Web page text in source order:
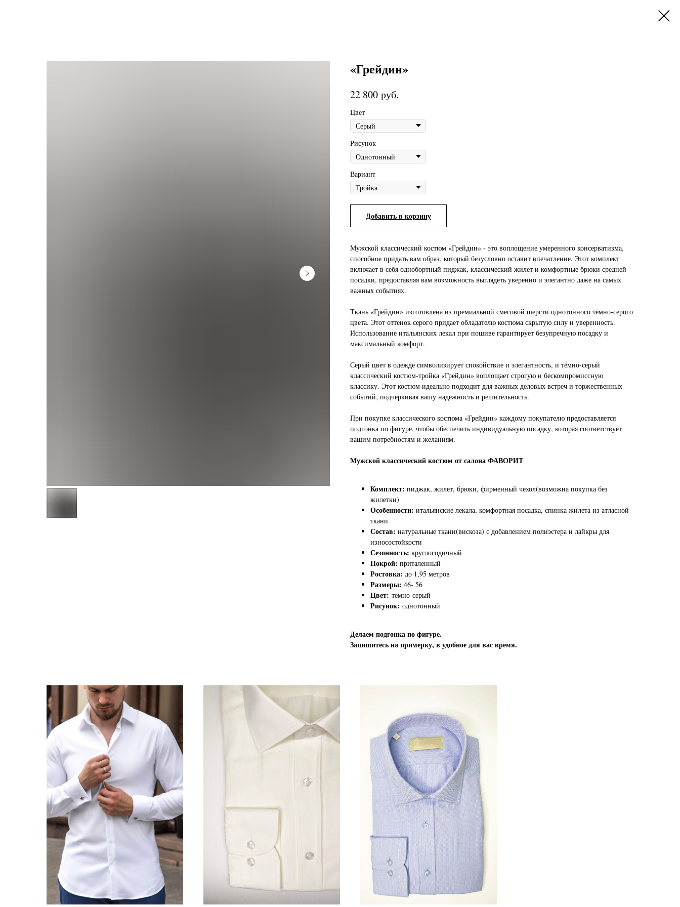
«Грейдин»
22 800 руб.
Цвет
Рисунок
Вариант
Добавить в корзину
Мужской классический костюм «Грейдин» - это воплощение умеренного консерватизма,
способное придать вам образ, который безусловно оставит впечатление. Этот комплект
включает в себя однобортный пиджак, классический жилет и комфортные брюки средней
посадки, предоставляя вам возможность выглядеть уверенно и элегантно даже на самых
важных событиях.
Ткань «Грейдин» изготовлена из премиальной смесовой шерсти однотонного тёмно-серого
цвета. Этот оттенок серого придает обладателю костюма скрытую силу и уверенность.
Использование итальянских лекал при пошиве гарантирует безупречную посадку и
максимальный комфорт.
Серый цвет в одежде символизирует спокойствие и элегантность, и тёмно-серый
классический костюм-тройка «Грейдин» воплощает строгую и бескомпромиссную
классику. Этот костюм идеально подходит для важных деловых встреч и торжественных
событий, подчеркивая вашу надежность и решительность.
При покупке классического костюма «Грейдин» каждому покупателю предоставляется
подгонка по фигуре, чтобы обеспечить индивидуальную посадку, которая соответствует
вашим потребностям и желаниям.
Мужской классический костюм от салона ФАВОРИТ
Комплект: пиджак, жилет, брюки, фирменный чехол(возможна покупка без
жилетки)
Особенности: итальянские лекала, комфортная посадка, спинка жилета из атласной
ткани.
Состав: натуральные ткани(вискоза) с добавлением полиэстера и лайкры для
износостойкости
Сезонность: круглогодичный
Покрой: приталенный
Ростовка: до 1,95 метров
Размеры: 46- 56
Цвет: темно-серый
Рисунок: однотонный
Делаем подгонка по фигуре.
Запишитесь на примерку, в удобное для вас время.